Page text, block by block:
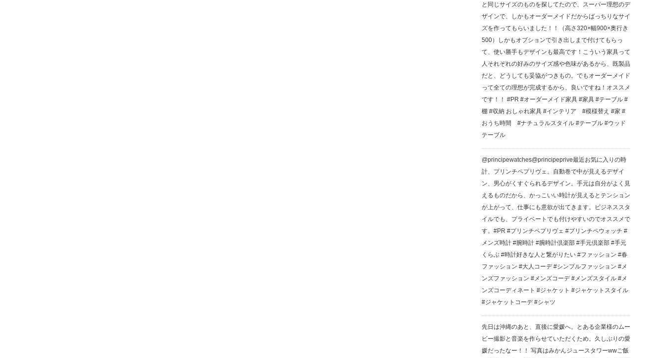
と同じサイズのものを探してたので、スーパー理想のデ
ザインで、しかもオーダーメイドだからばっちりなサイ
ズを作ってもらいました！！（高さ320×幅900×奥行き
500）しかもオプションで引き出しまで付けてもらっ
て、使い勝手もデザインも最高です！こういう家具って
人それぞれの好みのサイズ感や色味があるから、既製品
だと、どうしても妥協がつきもの。でもオーダーメイド
って全ての理想が完成するから、良いですね！オススメ
です！！ #PR #オーダーメイド家具 #家具 #テーブル #
棚 #収納 おしゃれ家具 #インテリア #模様替え #家 #
おうち時間 #ナチュラルスタイル #テーブル #ウッド
テーブル
@principewatches @principeprive 最近お気に入りの時
計、プリンチペプリヴェ。 自動巻で中が見えるデザイ
ン、男心がくすぐられるデザイン。 手元は自分がよく見
えるものだから、かっこいい時計が見えるとテンション
が上がって、仕事にも意欲が出てきます。 ビジネススタ
イルでも、プライベートでも付けやすいのでオススメで
す。 #PR #プリンチペプリヴェ #プリンチペウォッチ #
メンズ時計 #腕時計 #腕時計倶楽部 #手元倶楽部 #手元
くらぶ #時計好きな人と繋がりたい #ファッション #春
ファッション #大人コーデ #シンプルファッション #メ
ンズファッション #メンズコーデ #メンズスタイル #メ
ンズコーディネート #ジャケット #ジャケットスタイル
#ジャケットコーデ #シャツ
先日は沖縄のあと、直後に愛媛へ。とある企業様のムー
ビー撮影と音楽を作らせていただくため。久しぶりの愛
媛だったなー！！ 写真はみかんジュースタワーwwご飯